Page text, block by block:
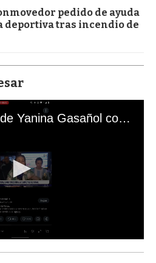
pedido de ayuda
deportiva tras incendio de
El mal momento de Yanina Gasañol con un hincha argentino en "Subrayado"